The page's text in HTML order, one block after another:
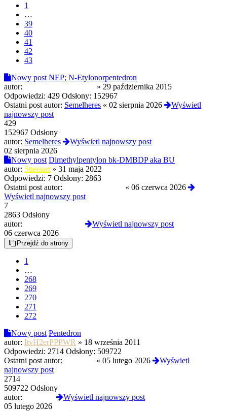
1
…
39
40
41
42
43
Nowy post NEP; N-Etylonorpentedron
autor:
» 29 października 2015
Odpowiedzi: 429 Odsłony: 152967
Ostatni post autor: Semelheres « 02 sierpnia 2026
Wyświetl
najnowszy post
429
152967 Odsłony
autor: Semelheres
Wyświetl najnowszy post
02 sierpnia 2026
Nowy post Dimethylpentylon bk-DMBDP aka BU
autor: Stteetart » 31 maja 2022
Odpowiedzi: 7 Odsłony: 2863
Ostatni post autor:
« 06 czerwca 2026
Wyświetl najnowszy post
7
2863 Odsłony
autor:
Wyświetl najnowszy post
06 czerwca 2026
Przejdź do strony
1
…
268
269
270
271
272
Nowy post Pentedron
autor: ItvH2erPPPWR » 18 września 2011
Odpowiedzi: 2714 Odsłony: 509722
Ostatni post autor:
« 05 lutego 2026
Wyświetl
najnowszy post
2714
509722 Odsłony
autor:
Wyświetl najnowszy post
05 lutego 2026